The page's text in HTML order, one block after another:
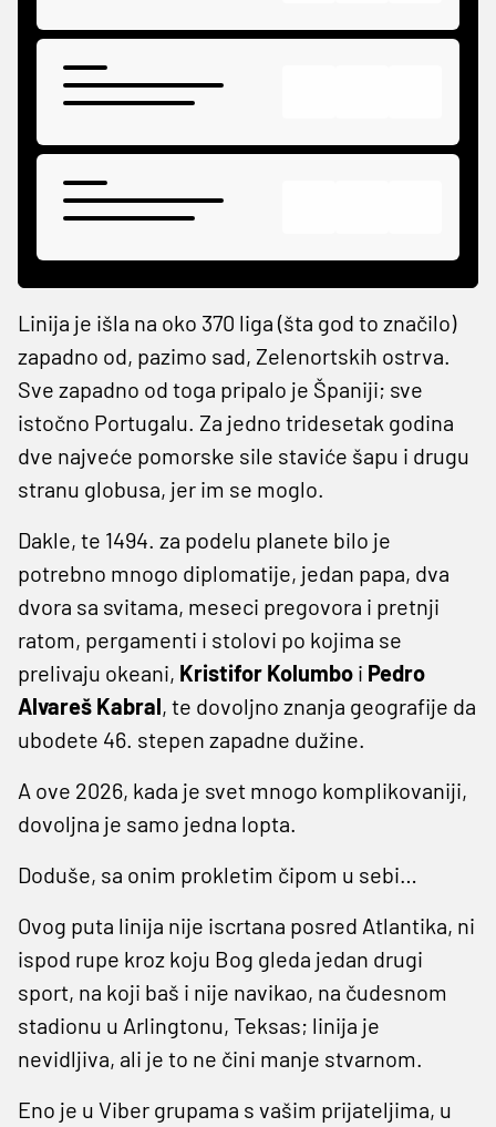
Linija je išla na oko 370 liga (šta god to značilo)
zapadno od, pazimo sad, Zelenortskih ostrva.
Sve zapadno od toga pripalo je Španiji; sve
istočno Portugalu. Za jedno tridesetak godina
dve najveće pomorske sile staviće šapu i drugu
stranu globusa, jer im se moglo.
Dakle, te 1494. za podelu planete bilo je
potrebno mnogo diplomatije, jedan papa, dva
dvora sa svitama, meseci pregovora i pretnji
ratom, pergamenti i stolovi po kojima se
prelivaju okeani, Kristifor Kolumbo i Pedro
Alvareš Kabral, te dovoljno znanja geografije da
ubodete 46. stepen zapadne dužine.
A ove 2026, kada je svet mnogo komplikovaniji,
dovoljna je samo jedna lopta.
Doduše, sa onim prokletim čipom u sebi…
Ovog puta linija nije iscrtana posred Atlantika, ni
ispod rupe kroz koju Bog gleda jedan drugi
sport, na koji baš i nije navikao, na čudesnom
stadionu u Arlingtonu, Teksas; linija je
nevidljiva, ali je to ne čini manje stvarnom.
Eno je u Viber grupama s vašim prijateljima, u